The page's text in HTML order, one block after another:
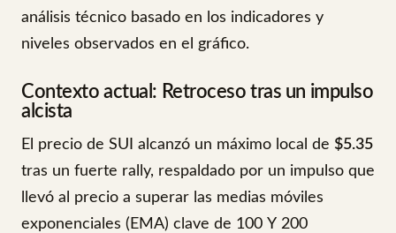
análisis técnico basado en los indicadores y
niveles observados en el gráfico.
Contexto actual: Retroceso tras un impulso
alcista
El precio de SUI alcanzó un máximo local de $5.35
tras un fuerte rally, respaldado por un impulso que
llevó al precio a superar las medias móviles
exponenciales (EMA) clave de 100 Y 200